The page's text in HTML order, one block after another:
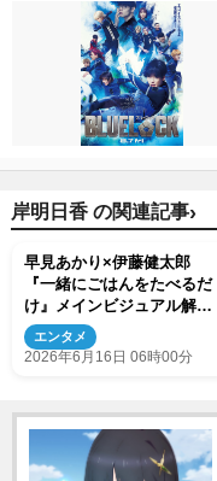
岸明日香 の関連記事›
早見あかり×伊藤健太郎
『一緒にごはんをたべるだ
け』メインビジュアル解
禁 追加キャストに桐山
漣、岸明日香ら
エンタメ
2026年6月16日 06時00分